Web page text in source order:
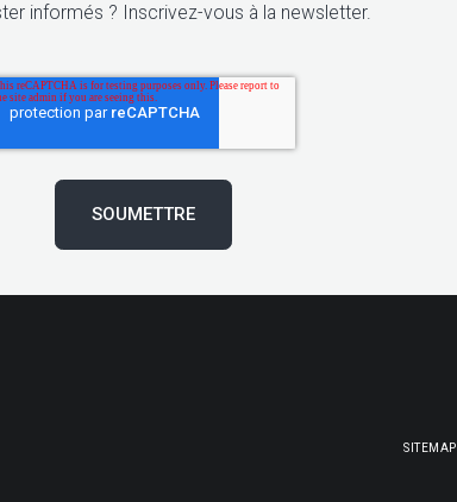
informés ? Inscrivez-vous à la newsletter.
SITEMAP